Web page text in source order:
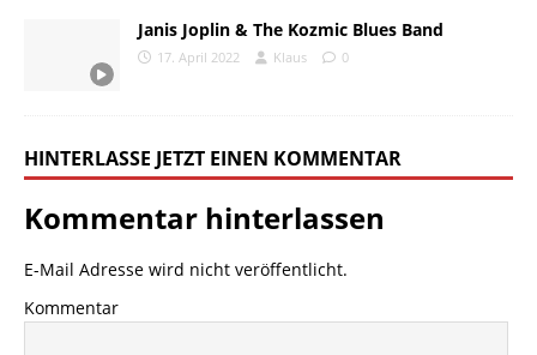
Janis Joplin & The Kozmic Blues Band
17. April 2022 Klaus 0
HINTERLASSE JETZT EINEN KOMMENTAR
Kommentar hinterlassen
E-Mail Adresse wird nicht veröffentlicht.
Kommentar